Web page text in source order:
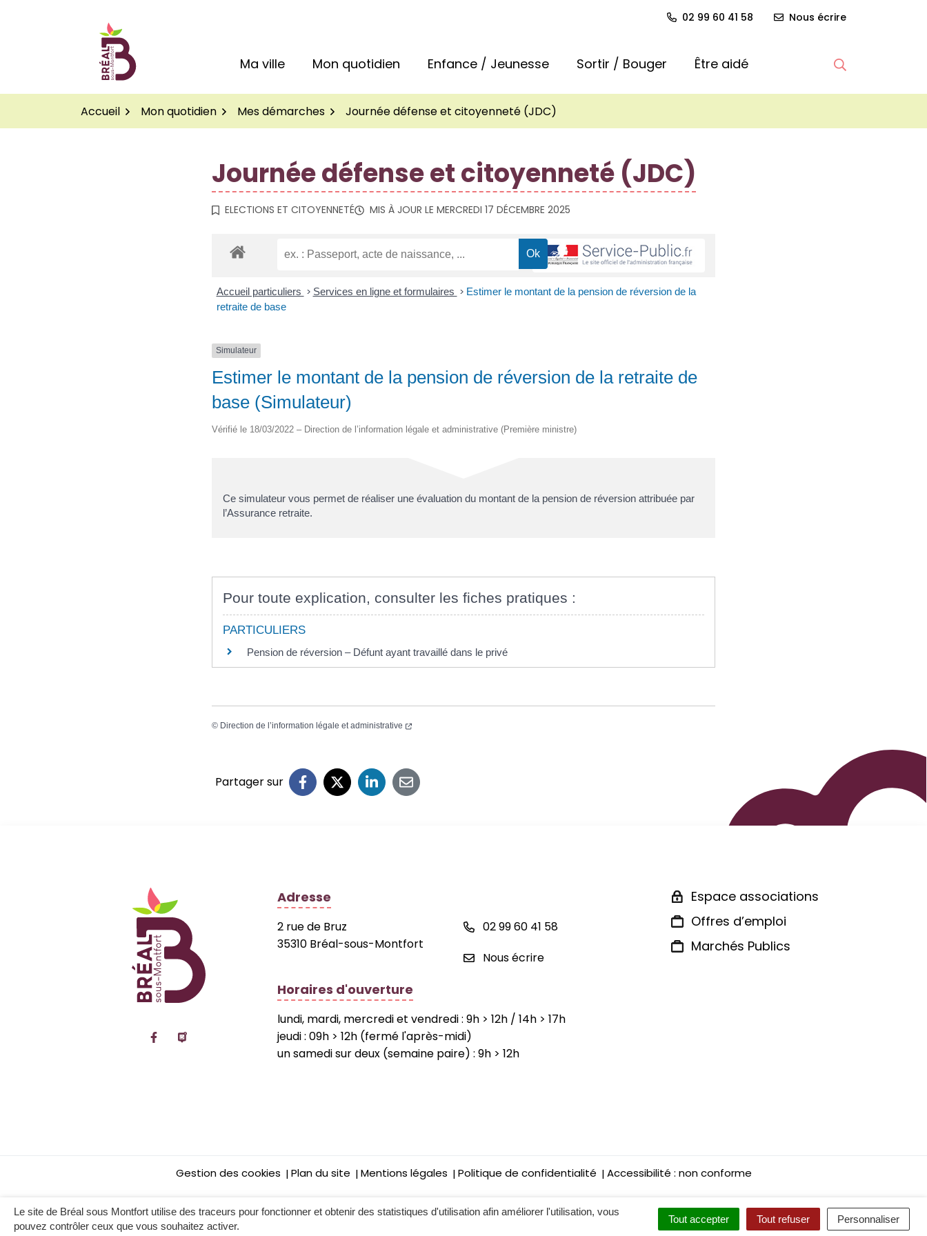
Le site de Bréal sous Montfort utilise des traceurs pour fonctionner et obtenir des statistiques d'utilisation afin améliorer l'utilisation, vous
pouvez contrôler ceux que vous souhaitez activer.
Tout accepter Tout refuser Personnaliser
02 99 60 41 58 Nous écrire
Ma ville Mon quotidien Enfance / Jeunesse Sortir / Bouger
Être aidé
Accueil Mon quotidien Mes démarches Journée défense et citoyenneté (JDC)
Journée défense et citoyenneté (JDC)
ELECTIONS ET CITOYENNETÉ MIS À JOUR LE MERCREDI 17 DÉCEMBRE 2025
Accueil particuliers > Services en ligne et formulaires > Estimer le montant de la pension de réversion de la
retraite de base
Simulateur
Estimer le montant de la pension de réversion de la retraite de
base (Simulateur)
Vérifié le 18/03/2022 – Direction de l’information légale et administrative (Première ministre)
Ce simulateur vous permet de réaliser une évaluation du montant de la pension de réversion attribuée par
l’Assurance retraite.
Pour toute explication, consulter les fiches pratiques :
PARTICULIERS
Pension de réversion – Défunt ayant travaillé dans le privé
© Direction de l’information légale et administrative
Partager sur
Logo Site officiel de la commune de Bréal-sous-Montfort
Lien vers le compte Facebook
Lien vers la page PanneauPocket
Adresse
2 rue de Bruz
35310 Bréal-sous-Montfort
02 99 60 41 58
Nous écrire
Horaires d'ouverture
lundi, mardi, mercredi et vendredi : 9h > 12h / 14h > 17h
jeudi : 09h > 12h (fermé l'après-midi)
un samedi sur deux (semaine paire) : 9h > 12h
Espace associations
Offres d’emploi
Marchés Publics
Gestion des cookies Plan du site Mentions légales Politique de confidentialité Accessibilité : non conforme